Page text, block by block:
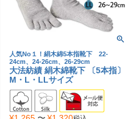
人気No１！絹木綿5本指靴下 22-
24cm、24-26cm、26-29cm
大法紡績 絹木綿靴下 〔5本指〕
M・L・LLサイズ